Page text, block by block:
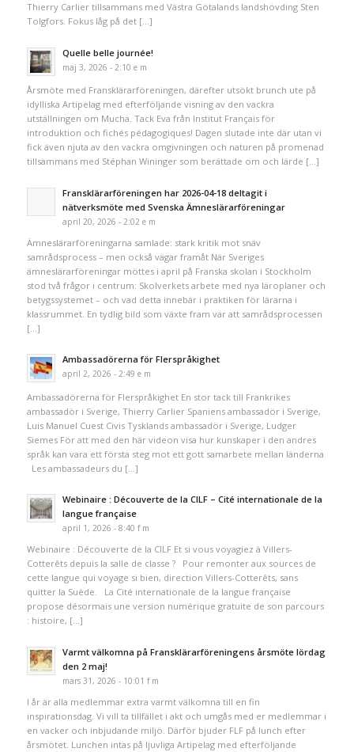
Thierry Carlier tillsammans med Västra Götalands landshövding Sten
Tolgfors. Fokus låg på det […]
Quelle belle journée!
maj 3, 2026 - 2:10 e m
Årsmöte med Fransklärarföreningen, därefter utsökt brunch ute på
idylliska Artipelag med efterföljande visning av den vackra
utställningen om Mucha. Tack Eva från Institut Français för
introduktion och fichés pédagogiques! Dagen slutade inte där utan vi
fick även njuta av den vackra omgivningen och naturen på promenad
tillsammans med Stéphan Wininger som berättade om och lärde […]
Fransklärarföreningen har 2026-04-18 deltagit i
nätverksmöte med Svenska Ämneslärarföreningar
april 20, 2026 - 2:02 e m
Ämneslärarföreningarna samlade: stark kritik mot snäv
samrådsprocess – men också vägar framåt När Sveriges
ämneslärarföreningar möttes i april på Franska skolan i Stockholm
stod två frågor i centrum: Skolverkets arbete med nya läroplaner och
betygssystemet – och vad detta innebär i praktiken för lärarna i
klassrummet. En tydlig bild som växte fram var att samrådsprocessen
[…]
Ambassadörerna för Flerspråkighet
april 2, 2026 - 2:49 e m
Ambassadörerna för Flerspråkighet En stor tack till Frankrikes
ambassadör i Sverige, Thierry Carlier Spaniens ambassadör i Sverige,
Luis Manuel Cuest Civis Tysklands ambassadör i Sverige, Ludger
Siemes För att med den här videon visa hur kunskaper i den andres
språk kan vara ett första steg mot ett gott samarbete mellan länderna
Les ambassadeurs du […]
Webinaire : Découverte de la CILF – Cité internationale de la
langue française
april 1, 2026 - 8:40 f m
Webinaire : Découverte de la CILF Et si vous voyagiez à Villers-
Cotterêts depuis la salle de classe ? Pour remonter aux sources de
cette langue qui voyage si bien, direction Villers-Cotterêts, sans
quitter la Suède. La Cité internationale de la langue française
propose désormais une version numérique gratuite de son parcours
: histoire, […]
Varmt välkomna på Fransklärarföreningens årsmöte lördag
den 2 maj!
mars 31, 2026 - 10:01 f m
I år är alla medlemmar extra varmt välkomna till en fin
inspirationsdag. Vi vill ta tillfället i akt och umgås med er medlemmar i
en vacker och inbjudande miljö. Därför bjuder FLF på lunch efter
årsmötet. Lunchen intas på ljuvliga Artipelag med efterföljande